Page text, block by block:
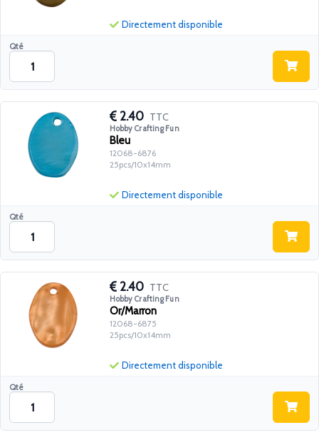
Qté
Directement disponible
2.40 TTC
Hobby Crafting Fun
Bleu
12068-6876
25pcs/10x14mm
Qté
Directement disponible
2.40 TTC
Hobby Crafting Fun
Or/Marron
12068-6875
25pcs/10x14mm
Qté
Directement disponible